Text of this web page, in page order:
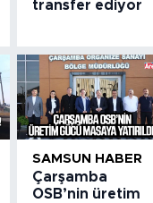
transfer ediyor
SAMSUN HABER
Çarşamba
OSB’nin üretim